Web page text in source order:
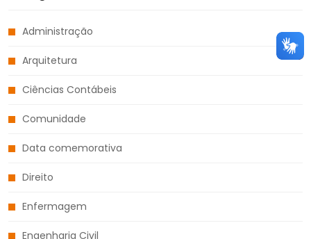
Administração
Arquitetura
Ciências Contábeis
Comunidade
Data comemorativa
Direito
Enfermagem
Engenharia Civil